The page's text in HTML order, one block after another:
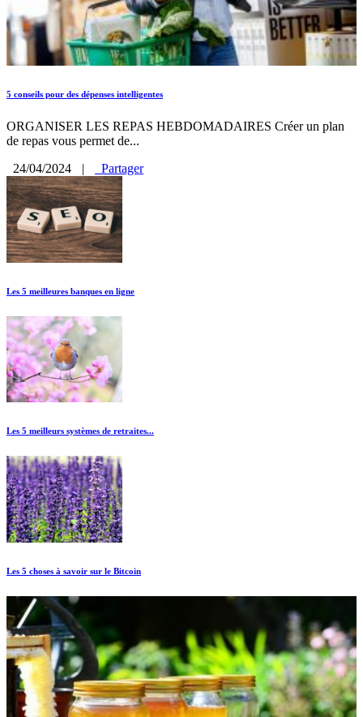
5 conseils pour des dépenses intelligentes
ORGANISER LES REPAS HEBDOMADAIRES Créer un plan
de repas vous permet de...
24/04/2024
| Partager
Les 5 meilleures banques en ligne
Les 5 meilleurs systèmes de retraites...
Les 5 choses à savoir sur le Bitcoin